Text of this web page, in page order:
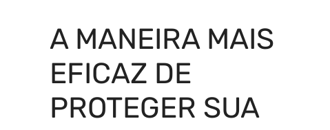
A MANEIRA MAIS
EFICAZ DE
PROTEGER SUA